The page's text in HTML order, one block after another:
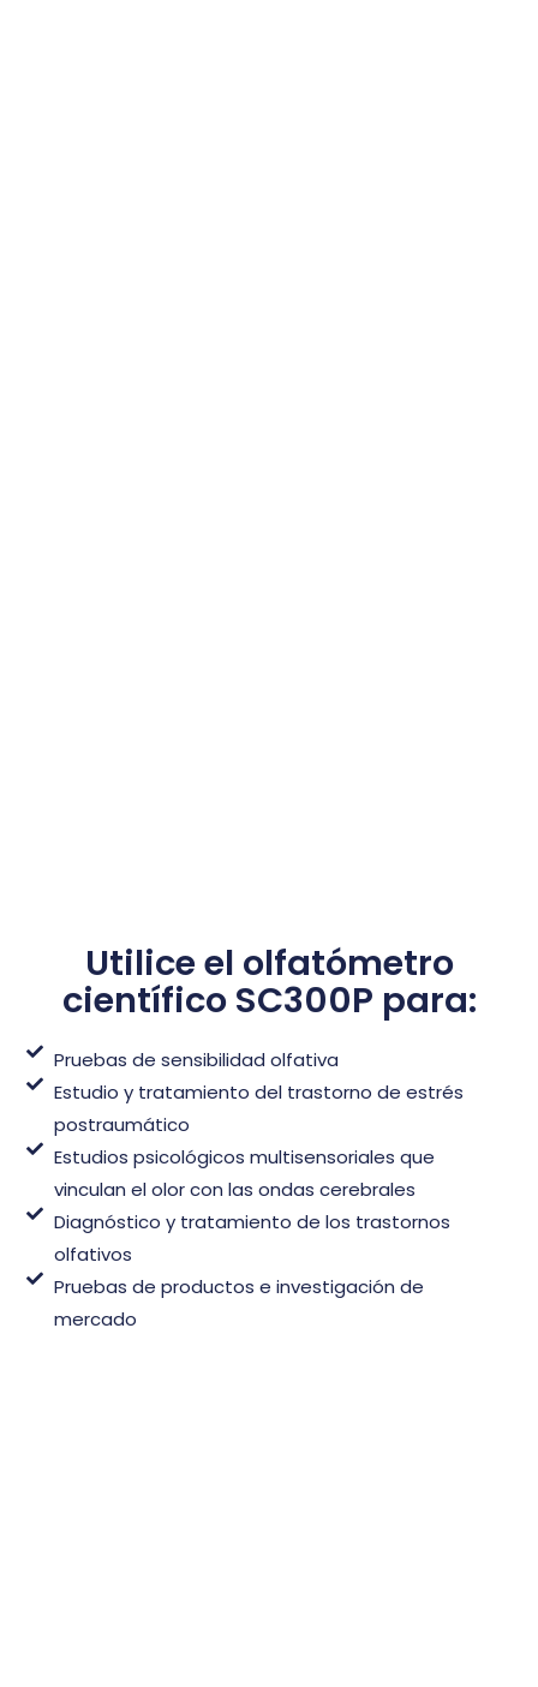
Utilice el olfatómetro
científico SC300P para:
Pruebas de sensibilidad olfativa
Estudio y tratamiento del trastorno de estrés
postraumático
Estudios psicológicos multisensoriales que
vinculan el olor con las ondas cerebrales
Diagnóstico y tratamiento de los trastornos
olfativos
Pruebas de productos e investigación de
mercado